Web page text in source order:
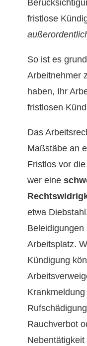
fristlose
So ist es
Arbeitnehmer
haben, Ihr
fristlosen
Das
Maßstäbe an
Fristlos vor
wer eine
etwa
Arbeitsplatz.
Kündigung
Rauchverbot
Nebentätigkeit